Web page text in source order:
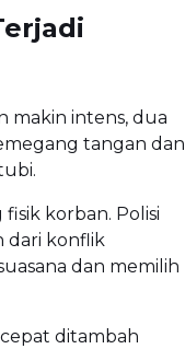
makin intens, dua
tangan dan
korban. Polisi
dari konflik
dan memilih
ditambah